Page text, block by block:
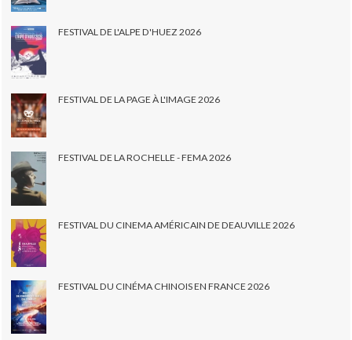
FESTIVAL DE L'ALPE D'HUEZ 2026
FESTIVAL DE LA PAGE À L'IMAGE 2026
FESTIVAL DE LA ROCHELLE - FEMA 2026
FESTIVAL DU CINEMA AMÉRICAIN DE DEAUVILLE 2026
FESTIVAL DU CINÉMA CHINOIS EN FRANCE 2026